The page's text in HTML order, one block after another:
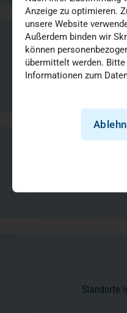
Behinderten- und
Bildungseinrichtungen,
Menschen vertrauen
Standorte
Anzeige zu optimieren.
unsere Website
Außerdem binden wir
können
übermittelt werden.
Informationen zum